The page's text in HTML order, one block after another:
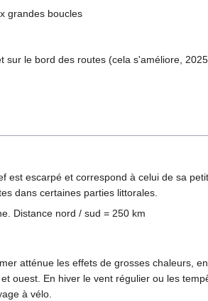
grandes boucles
sur le bord des routes (cela s'améliore,
est escarpé et correspond à celui de sa
dans certaines parties littorales.
Distance nord / sud = 250 km
atténue les effets de grosses chaleurs,
ouest. En hiver le vent régulier ou les
à vélo.